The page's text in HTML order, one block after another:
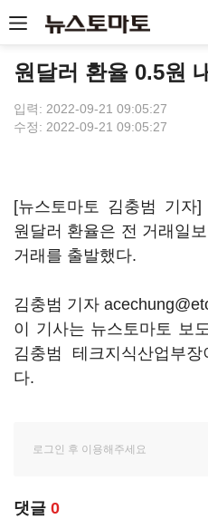
원달러 환율 0.5원
입력: 2022-09-21 09:05:27
수정: 2022-09-21 09:05:27
[뉴스토마토 김충범 기자
원달러 환율은 전 거래일
거래를 출발했다.
김충범 기자
이 기사는 뉴스토마토 보
김충범 테크지식산업부
다.
댓글 0